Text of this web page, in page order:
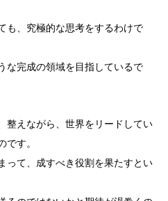
も、究極的な思考をするわけで
な完成の領域を目指しているで
整えながら、世界をリードしてい
す。
って、成すべき役割を果たすとい